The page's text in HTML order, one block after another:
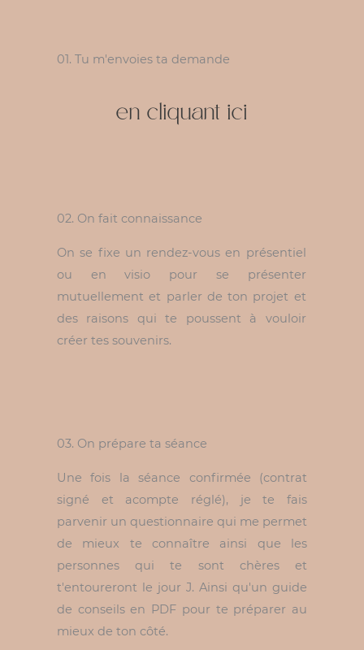
01. Tu m'envoies ta demande
en cliquant ici
02. On fait connaissance
On se fixe un rendez-vous en présentiel
ou en visio pour se présenter
mutuellement et parler de ton projet et
des raisons qui te poussent à vouloir
créer tes souvenirs.
03. On prépare ta séance
Une fois la séance confirmée (contrat
signé et acompte réglé), je te fais
parvenir un questionnaire qui me permet
de mieux te connaître ainsi que les
personnes qui te sont chères et
t'entoureront le jour J. Ainsi qu'un guide
de conseils en PDF pour te préparer au
mieux de ton côté.